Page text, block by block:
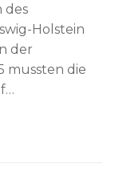
des
Holstein
der
mussten die